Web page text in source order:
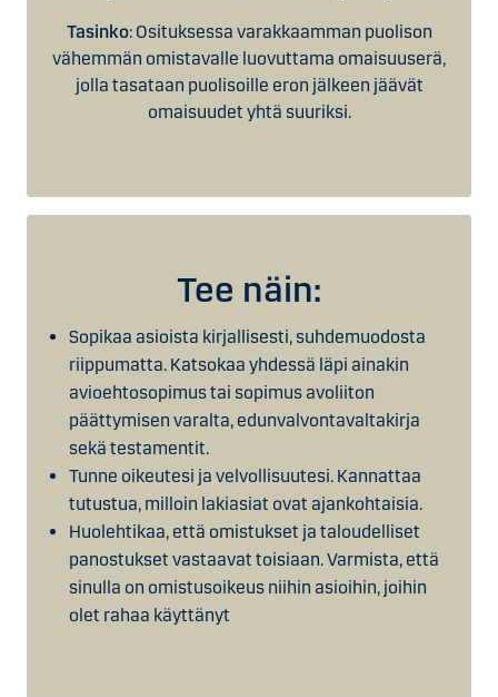
Tasinko: Osituksessa varakkaamman puolison
vähemmän omistavalle luovuttama omaisuuserä,
jolla tasataan puolisoille eron jälkeen jäävät
omaisuudet yhtä suuriksi.
Tee näin:
Sopikaa asioista kirjallisesti, suhdemuodosta
riippumatta. Katsokaa yhdessä läpi ainakin
avioehtosopimus tai sopimus avoliiton
päättymisen varalta, edunvalvontavaltakirja
sekä testamentit.
Tunne oikeutesi ja velvollisuutesi. Kannattaa
tutustua, milloin lakiasiat ovat ajankohtaisia.
Huolehtikaa, että omistukset ja taloudelliset
panostukset vastaavat toisiaan. Varmista, että
sinulla on omistusoikeus niihin asioihin, joihin
olet rahaa käyttänyt